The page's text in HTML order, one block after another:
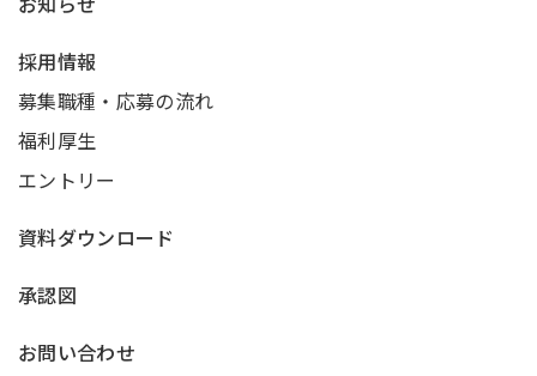
採用情報
募集職種・応募の流れ
福利厚生
エントリー
資料ダウンロード
承認図
お問い合わせ